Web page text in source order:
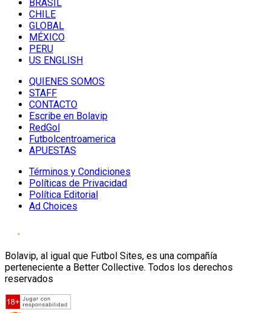
BRASIL
CHILE
GLOBAL
MÉXICO
PERU
US ENGLISH
QUIENES SOMOS
STAFF
CONTACTO
Escribe en Bolavip
RedGol
Futbolcentroamerica
APUESTAS
Términos y Condiciones
Políticas de Privacidad
Política Editorial
Ad Choices
Bolavip, al igual que Futbol Sites, es una compañía
perteneciente a Better Collective. Todos los derechos
reservados